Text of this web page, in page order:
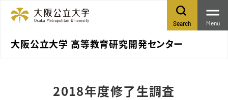
大阪公立大学 高等教育研究開発センター
Search Menu
2018年度修了生調査